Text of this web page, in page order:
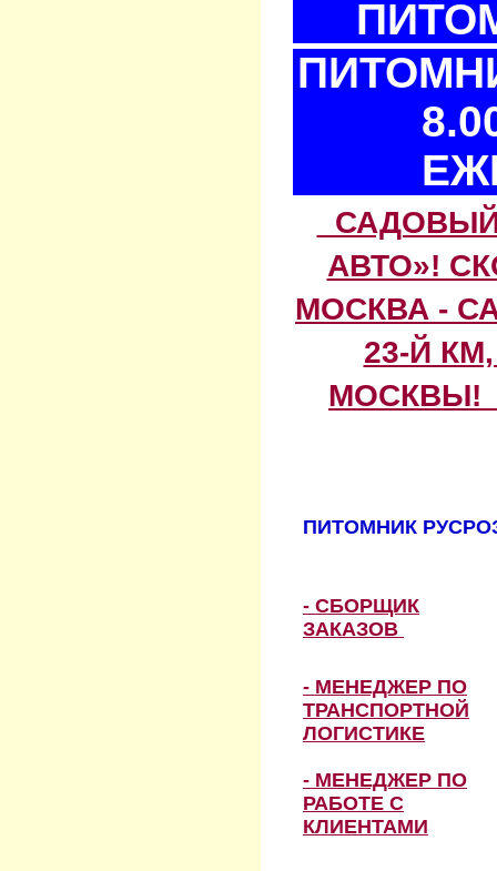
АВТО»!
МОСКВА -
23-Й
МОСКВЫ!
ПИТОМНИК
- СБОРЩИК
ЗАКАЗОВ
- МЕНЕДЖЕР ПО
ТРАНСПОРТНОЙ
ЛОГИСТИКЕ
- МЕНЕДЖЕР ПО
РАБОТЕ С
КЛИЕНТАМИ